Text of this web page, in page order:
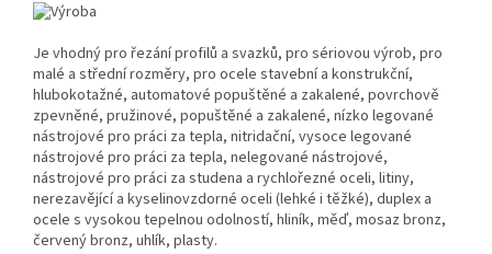
Je vhodný pro řezání profilů a svazků, pro sériovou výrob, pro
malé a střední rozměry, pro ocele stavební a konstrukční,
hlubokotažné, automatové popuštěné a zakalené, povrchově
zpevněné, pružinové, popuštěné a zakalené, nízko legované
nástrojové pro práci za tepla, nitridační, vysoce legované
nástrojové pro práci za tepla, nelegované nástrojové,
nástrojové pro práci za studena a rychlořezné oceli, litiny,
nerezavějící a kyselinovzdorné oceli (lehké i těžké), duplex a
ocele s vysokou tepelnou odolností, hliník, měď, mosaz bronz,
červený bronz, uhlík, plasty.